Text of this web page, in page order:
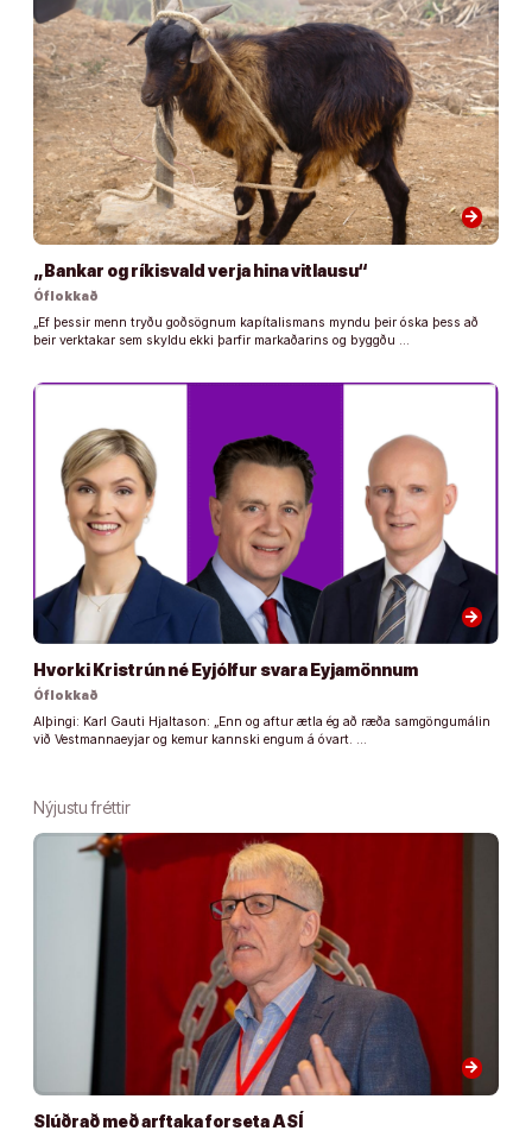
arrow_forward
„Bankar og ríkisvald verja hina vitlausu“
Óflokkað
„Ef þessir menn tryðu goðsögnum kapítalismans myndu þeir óska þess að
þeir verktakar sem skyldu ekki þarfir markaðarins og byggðu …
arrow_forward
Hvorki Kristrún né Eyjólfur svara Eyjamönnum
Óflokkað
Alþingi: Karl Gauti Hjaltason: „Enn og aftur ætla ég að ræða samgöngumálin
við Vestmannaeyjar og kemur kannski engum á óvart. …
Nýjustu fréttir
arrow_forward
Slúðrað með arftaka forseta ASÍ